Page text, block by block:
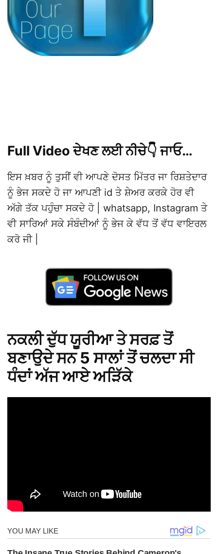
Full Video ਦੇਖਣ ਲਈ ਨੀਚੇ👇 ਜਾਓ…
ਇਸ ਖ਼ਬਰ ਨੂੰ ਤੁਸੀਂ ਵੀ ਆਪਣੇ ਦੋਸਤ ਮਿੱਤਰ ਜਾ ਰਿਸ਼ਤੇਦਾਰ
ਨੂੰ ਭੇਜ ਸਕਦੇ ਹੋ ਜਾ ਆਪਣੀ id ਤੇ ਸ਼ੇਅਰ ਕਰਕੇ ਹੋਰ ਵੀ
ਅੱਗੇ ਤੱਕ ਪਹੁੰਚਾ ਸਕਦੇ ਹੋ | whatsapp, Instagram ਤੇ
ਵੀ ਸਾਰਿਆਂ ਸਕੇ ਸੰਬੰਦੀਆਂ ਨੂੰ ਭੇਜ ਕੇ ਵੱਧ ਤੋਂ ਵੱਧ ਵਾਇਰਲ
ਕਰੋ ਜੀ |
ਨਕਲੀ ਦੁੱਧ ਯੂਰੀਆ ਤੇ ਸਰਫ਼ ਤੋਂ
ਬਣਾਉਦੇ ਸਨ 5 ਸਾਲਾਂ ਤੋਂ ਚਲਦਾ ਸੀ
ਧੰਦਾਂ ਅੱਜ ਆਏ ਅੜਿੱਕੇ